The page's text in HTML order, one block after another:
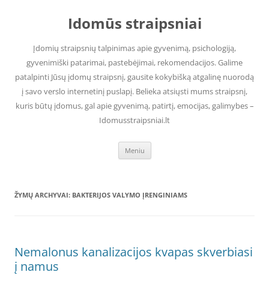
Idomūs straipsniai
Įdomių straipsnių talpinimas apie gyvenimą, psichologiją,
gyvenimiški patarimai, pastebėjimai, rekomendacijos. Galime
patalpinti Jūsų įdomų straipsnį, gausite kokybišką atgalinę nuorodą
į savo verslo internetinį puslapį. Belieka atsiųsti mums straipsnį,
kuris būtų įdomus, gal apie gyvenimą, patirtį, emocijas, galimybes –
Idomusstraipsniai.lt
Meniu
ŽYMŲ ARCHYVAI: BAKTERIJOS VALYMO ĮRENGINIAMS
Nemalonus kanalizacijos kvapas skverbiasi
į namus